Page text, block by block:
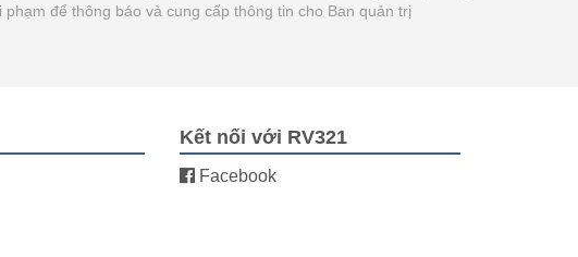
để thông báo và cung cấp thông tin cho Ban quản trị
Kết nối với RV321
Facebook